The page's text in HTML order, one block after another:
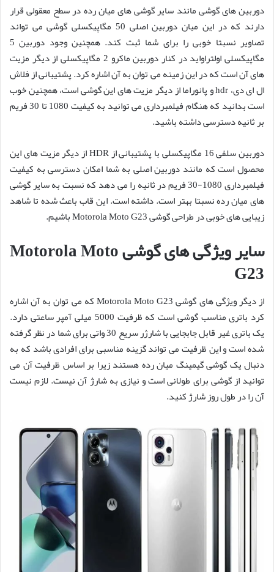
دوربین های گوشی مانند سایر گوشی های میان رده در سطح معقولی قرار
دارند که در این میان دوربین اصلی 50 مگاپیکسلی گوشی می تواند
تصاویر نسبتا خوبی را برای شما ثبت کند. همچنین وجود دوربین 5
مگاپیکسلی اولتراواید در کنار دوربین ماکرو 2 مگاپیکسلی از دیگر مزیت
های آن است که در این زمینه می توان به آن اشاره کرد. پشتیبانی از فلاش
ال ای دی، hdr و پانوراما از دیگر مزیت های این گوشی است، همچنین خوب
است بدانید که هنگام فیلمبرداری می توانید به کیفیت 1080 تا 30 فریم
بر ثانیه دسترسی داشته باشید.
دوربین سلفی 16 مگاپیکسلی با پشتیبانی از HDR از دیگر مزیت های این
محصول است که مانند دوربین اصلی به شما امکان دسترسی به کیفیت
فیلمبرداری 1080-30 فریم در ثانیه را می دهد که نسبت به سایر گوشی
های میان رده نسبتا بهتر است. داشته است. این قاب باعث شده تا شاهد
زیبایی های خوبی در طراحی گوشی Motorola Moto G23 باشیم.
سایر ویژگی های گوشی Motorola Moto
G23
از دیگر ویژگی های گوشی Motorola Moto G23 که می توان به آن اشاره
کرد باتری مناسب گوشی است که ظرفیت 5000 میلی آمپر ساعتی دارد.
یک باتری غیر قابل جابجایی با شارژر سریع 30 واتی برای شما در نظر گرفته
شده است و این ظرفیت می تواند گزینه مناسبی برای افرادی باشد که به
دنبال یک گوشی گیمینگ میان رده هستند زیرا بر اساس ظرفیت آن می
توانید از گوشی برای طولانی است و نیازی به شارژ آن نیست. لازم نیست
آن را در طول روز شارژ کنید.